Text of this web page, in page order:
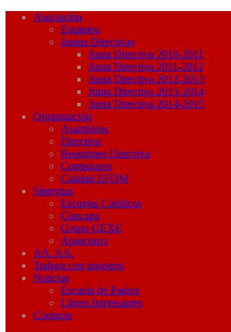
Asociación
Estatutos
Juntas Directivas
Junta Directiva 2010-2011
Junta Directiva 2011-2012
Junta Directiva 2012-2013
Junta Directiva 2013-2014
Junta Directiva 2014-2015
Organización
Asambleas
Directiva
Reuniones Directiva
Comisiones
Calidad EFQM
Sinergias
Escuelas Católicas
Concapa
Grupo GEXE
Apasconvi
AA. AA.
Trabaja con nosotros
Noticias
Escuela de Padres
Libros Interesantes
Contacto